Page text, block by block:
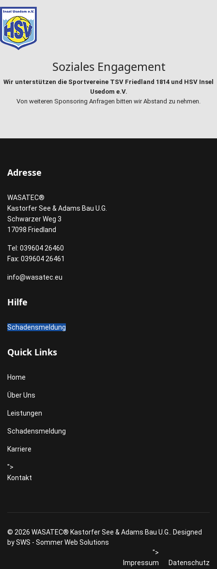
Soziales Engagement
Wir unterstützen die Sportvereine TSV Friedland 1814 und HSV Insel
Usedom e.V.
Von weiteren Sponsoring Anfragen bitten wir Abstand zu nehmen.
Adresse
WASATEC®
Kastorfer See & Adams Bau U.G.
Schwarzer Weg 3
17098 Friedland
Tel: 039604 26460
Fax: 039604 26461
info@wasatec.eu
Hilfe
Schadensmeldung
Quick Links
Home
Über Uns
Leistungen
Schadensmeldung
Karriere
">
Kontakt
© 2026 WASATEC® Kastorfer See & Adams Bau U.G.. Designed
bySWS - Sommer Web Solutions
">
Impressum
Datenschutz